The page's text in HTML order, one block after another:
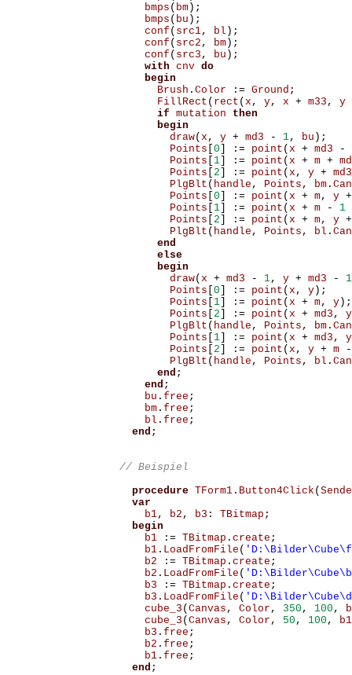
bmps ( bm);
bmps ( bu );
conf ( src1, bl );
conf ( src2 , bm);
conf ( src3 , bu );
with cnv do
begin
Brush . Color := Ground ;
FillRect ( rect ( x , y, x + m33 , y
if mutation
then
begin
draw( x , y + md3 - 1, bu );
Points 0 := point ( x + md3 -
Points
1] := point ( x + m +
Points
2 := point ( x , y + md3
PlgBlt ( handle , Points , bm.
Points 0 := point ( x + m, y +
Points
1] := point ( x + m - 1
Points
2 := point ( x + m, y +
PlgBlt ( handle , Points , bl .
end
else
begin
draw( x + md3 - 1, y + md3 - 1
Points 0 := point ( x , y);
Points
1] := point ( x + m, y);
Points
2 := point ( x + md3 ,
y
PlgBlt ( handle , Points , bm.
Points
1] := point ( x + md3 ,
y
Points
2 := point ( x , y + m
-
PlgBlt ( handle , Points , bl .
end ;
end ;
bu . free ;
bm. free ;
bl . free ;
end ;
procedure TForm1. Button4Click (
var
b1, b2 , b3 : TBitmap ;
begin
b1
:= TBitmap . create ;
b1. LoadFromFile (
b2
:= TBitmap . create ;
b2 . LoadFromFile (
b3
:= TBitmap . create ;
b3 . LoadFromFile (
cube_3 ( Canvas , Color , 350 , 100 ,
cube_3 ( Canvas , Color , 50 , 100 , b1
b3 . free ;
b2 . free ;
b1. free ;
end ;